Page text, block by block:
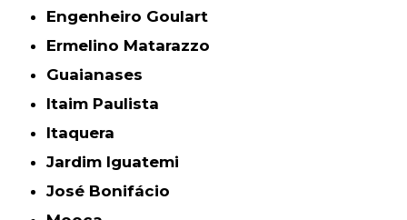
Engenheiro Goulart
Ermelino Matarazzo
Guaianases
Itaim Paulista
Itaquera
Jardim Iguatemi
José Bonifácio